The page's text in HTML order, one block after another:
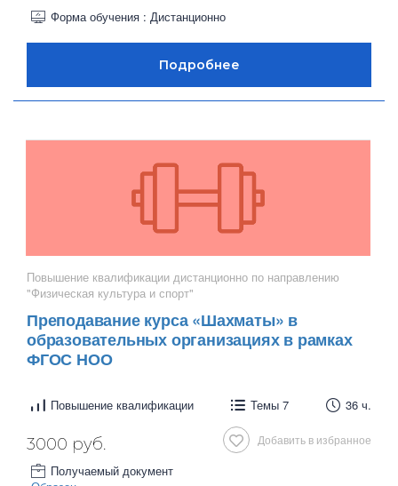
Форма обучения : Дистанционно
Повышение квалификации дистанционно по направлению
"Физическая культура и спорт"
Преподавание курса «Шахматы» в
образовательных организациях в рамках
ФГОС НОО
Повышение квалификации Темы 7 36 ч.
Добавить в избранное
3000 руб.
Получаемый документ